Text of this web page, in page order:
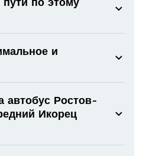
и
автобус Ростов-
Икорец